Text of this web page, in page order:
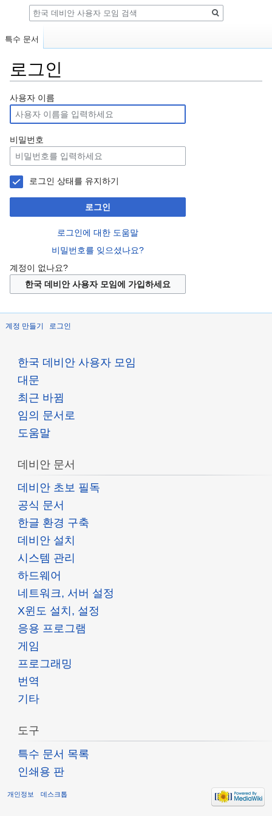
로그인
둘
러
보
기
로
가
기
검
색
하
러
가
기
사용자 이름
비밀번호
로그인 상태를 유지하기
로그인
로그인에 대한 도움말
비밀번호를 잊으셨나요?
계정이 없나요?
한국 데비안 사용자 모임에 가입하세요
계정 만들기 로그인
특수 문서
한국 데비안 사용자 모임
대문
최근 바뀜
임의 문서로
도움말
데비안 문서
데비안 초보 필독
공식 문서
한글 환경 구축
데비안 설치
시스템 관리
하드웨어
네트워크, 서버 설정
X윈도 설치, 설정
응용 프로그램
게임
프로그래밍
번역
기타
도구
특수 문서 목록
인쇄용 판
개인정보 데스크톱